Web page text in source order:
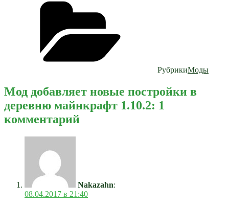
РубрикиМоды
Мод добавляет новые постройки в
деревню майнкрафт 1.10.2: 1
комментарий
Nakazahn:
08.04.2017 в 21:40